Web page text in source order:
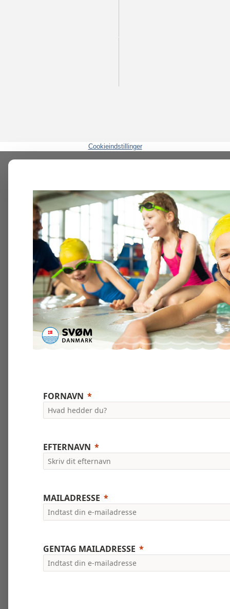
Cookieindstillinger
FORNAVN
EFTERNAVN
MAILADRESSE
GENTAG MAILADRESSE